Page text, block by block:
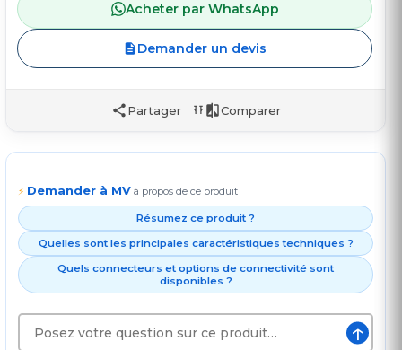
Acheter par WhatsApp
Demander un devis
Partager Comparer
⚡ Demander à MV à propos de ce produit
Résumez ce produit ?
Quelles sont les principales caractéristiques techniques ?
Quels connecteurs et options de connectivité sont
disponibles ?
↑